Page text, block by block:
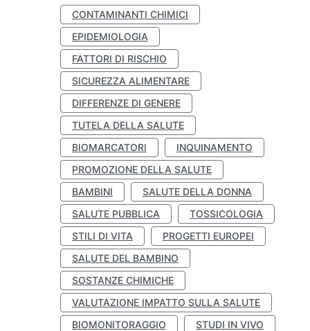
CONTAMINANTI CHIMICI
EPIDEMIOLOGIA
FATTORI DI RISCHIO
SICUREZZA ALIMENTARE
DIFFERENZE DI GENERE
TUTELA DELLA SALUTE
BIOMARCATORI
INQUINAMENTO
PROMOZIONE DELLA SALUTE
BAMBINI
SALUTE DELLA DONNA
SALUTE PUBBLICA
TOSSICOLOGIA
STILI DI VITA
PROGETTI EUROPEI
SALUTE DEL BAMBINO
SOSTANZE CHIMICHE
VALUTAZIONE IMPATTO SULLA SALUTE
BIOMONITORAGGIO
STUDI IN VIVO